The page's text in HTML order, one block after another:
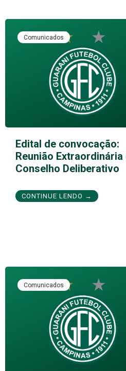
Comunicados
Edital de convocação:
Reunião Extraordinária
Conselho Deliberativo
CONTINUE LENDO →
Comunicados